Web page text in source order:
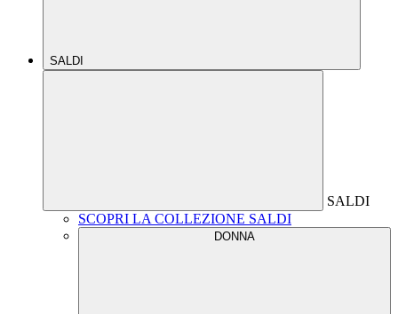
SALDI
SALDI
SCOPRI LA COLLEZIONE SALDI
DONNA